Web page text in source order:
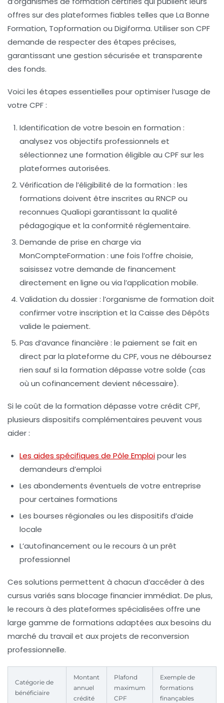
offres sur des plateformes fiables telles que La Bonne
Formation, Topformation ou Digiforma. Utiliser son CPF
demande de respecter des étapes précises,
garantissant une gestion sécurisée et transparente
des fonds.
Voici les étapes essentielles pour optimiser l’usage de
votre CPF :
Identification de votre besoin en formation :
analysez vos objectifs professionnels et
sélectionnez une formation éligible au CPF sur les
plateformes autorisées.
Vérification de l’éligibilité de la formation : les
formations doivent être inscrites au RNCP ou
reconnues Qualiopi garantissant la qualité
pédagogique et la conformité réglementaire.
Demande de prise en charge via
MonCompteFormation : une fois l’offre choisie,
saisissez votre demande de financement
directement en ligne ou via l’application mobile.
Validation du dossier: l’organisme de formation doit
confirmer votre inscription et la Caisse des Dépôts
valide le paiement.
Pas d’avance financière : le paiement se fait en
direct par la plateforme du CPF, vous ne déboursez
rien sauf si la formation dépasse votre solde (cas
où un cofinancement devient nécessaire).
Si le coût de la formation dépasse votre crédit CPF,
plusieurs dispositifs complémentaires peuvent vous
aider :
Les aides spécifiques de Pôle Emploipour les
demandeurs d’emploi
Les abondements éventuels de votre entreprise
pour certaines formations
Les bourses régionales ou les dispositifs d’aide
locale
L’autofinancement ou le recours à un prêt
professionnel
Ces solutions permettent à chacun d’accéder à des
cursus variés sans blocage financier immédiat. De plus,
le recours à des plateformes spécialisées offre une
large gamme de formations adaptées aux besoins du
marché du travail et aux projets de reconversion
professionnelle.
Catégorie de
bénéficiaire
Montant
annuel
crédité
Plafond
maximum
CPF
Exemple de
formations
finançables